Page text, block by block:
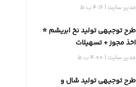
مدیر سایت 4:16 ب.ظ
طرح توجیهی تولید نخ ابریشم ⭐️
اخذ مجوز + تسهیلات
مدیر سایت 4:00 ب.ظ
طرح توجیهی تولید شال و